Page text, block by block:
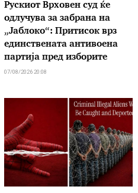
Рускиот Врховен суд ќе
одлучува за забрана на
„Јаблоко“: Притисок врз
единствената антивоена
партија пред изборите
07/08/2026 20:08